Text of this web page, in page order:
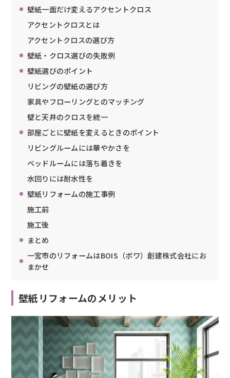
壁紙一面だけ変えるアクセントクロス
アクセントクロスとは
アクセントクロスの選び方
壁紙・クロス選びの失敗例
壁紙選びのポイント
リビングの壁紙の選び方
家具やフローリングとのマッチング
壁と天井のクロスを統一
部屋ごとに壁紙を変えるときのポイント
リビングルームには華やかさを
ベッドルームには落ち着きを
水回りには耐水性を
壁紙リフォームの施工事例
施工前
施工後
まとめ
一宮市のリフォームはBOIS（ボワ）創建株式会社にお
まかせ
壁紙リフォームのメリット